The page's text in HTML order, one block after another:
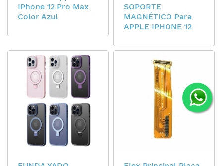
IPhone 12 Pro Max
Color Azul
SOPORTE
MAGNÉTICO Para
APPLE IPHONE 12